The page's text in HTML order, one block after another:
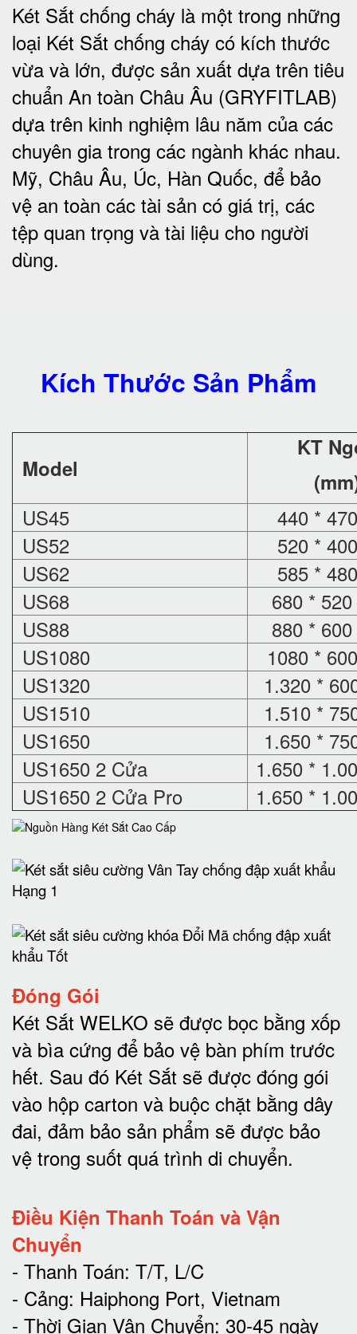
Két Sắt chống cháy là một trong những
loại Két Sắt chống cháy có kích thước
vừa và lớn, được sản xuất dựa trên tiêu
chuẩn An toàn Châu Âu (GRYFITLAB)
dựa trên kinh nghiệm lâu năm của các
chuyên gia trong các ngành khác nhau.
Mỹ, Châu Âu, Úc, Hàn Quốc, để bảo
vệ an toàn các tài sản có giá trị, các
tệp quan trọng và tài liệu cho người
dùng.
Kích Thước Sản Phẩm
Model
KT
US45
440 *
US52
520 *
US62
585 *
US68
680 *
US88
880 *
US1080
1080 *
US1320
1.320 *
US1510
1.510 *
US1650
1.650 *
US1650 2 Cửa
1.650 *
US1650 2 Cửa Pro
1.650 *
Đóng Gói
Két Sắt WELKO sẽ được bọc bằng xốp
và bìa cứng để bảo vệ bàn phím trước
hết. Sau đó Két Sắt sẽ được đóng gói
vào hộp carton và buộc chặt bằng dây
đai, đảm bảo sản phẩm sẽ được bảo
vệ trong suốt quá trình di chuyển.
Điều Kiện Thanh Toán và Vận
Chuyển
- Thanh Toán: T/T, L/C
- Cảng: Haiphong Port, Vietnam
- Thời Gian Vận Chuyển: 30-45 ngày